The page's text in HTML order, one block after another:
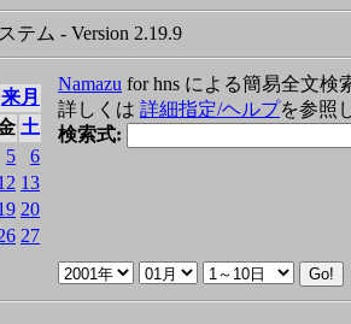
テム - Version 2.19.9
来月
土
5
6
13
20
27
Namazu for hns による簡易全文検
詳しくは 詳細指定/ヘルプを参照
検索式: